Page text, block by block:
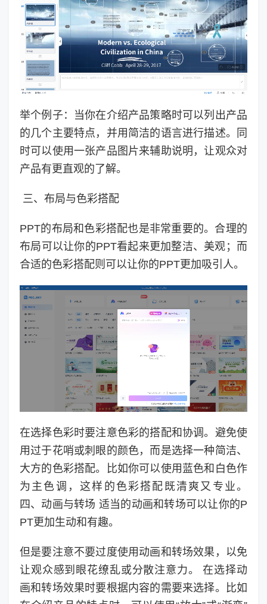
举个例子：当你在介绍产品策略时可以列出产品
的几个主要特点，并用简洁的语言进行描述。同
时可以使用一张产品图片来辅助说明，让观众对
产品有更直观的了解。
三、布局与色彩搭配
PPT的布局和色彩搭配也是非常重要的。合理的
布局可以让你的PPT看起来更加整洁、美观；而
合适的色彩搭配则可以让你的PPT更加吸引人。
在选择色彩时要注意色彩的搭配和协调。避免使
用过于花哨或刺眼的颜色，而是选择一种简洁、
大方的色彩搭配。比如你可以使用蓝色和白色作
为主色调，这样的色彩搭配既清爽又专业。
四、动画与转场 适当的动画和转场可以让你的P
PT更加生动和有趣。
但是要注意不要过度使用动画和转场效果，以免
让观众感到眼花缭乱或分散注意力。 在选择动
画和转场效果时要根据内容的需要来选择。比如